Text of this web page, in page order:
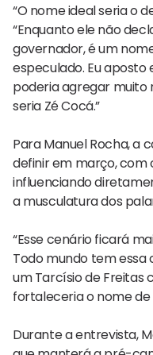
“O nome ideal seria o
“Enquanto ele não
governador, é um
especulado. Eu
poderia agregar muito
seria Zé Cocá.”
Para Manuel Rocha, a
definir em março,
influenciando
a musculatura dos
“Esse cenário ficará
Todo mundo tem essa
um Tarcísio de Freitas
fortaleceria o nome de
Durante a entrevista,